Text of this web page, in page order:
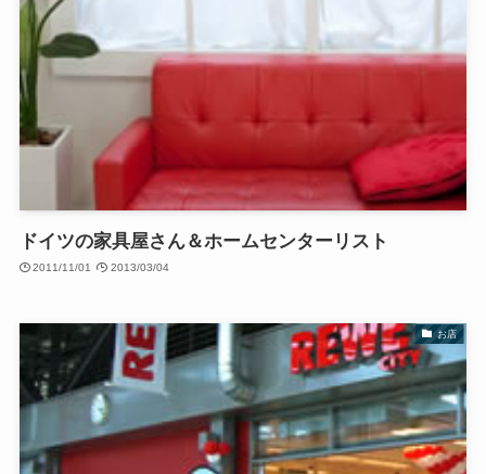
ドイツの家具屋さん＆ホームセンターリスト
2011/11/01 2013/03/04
お店